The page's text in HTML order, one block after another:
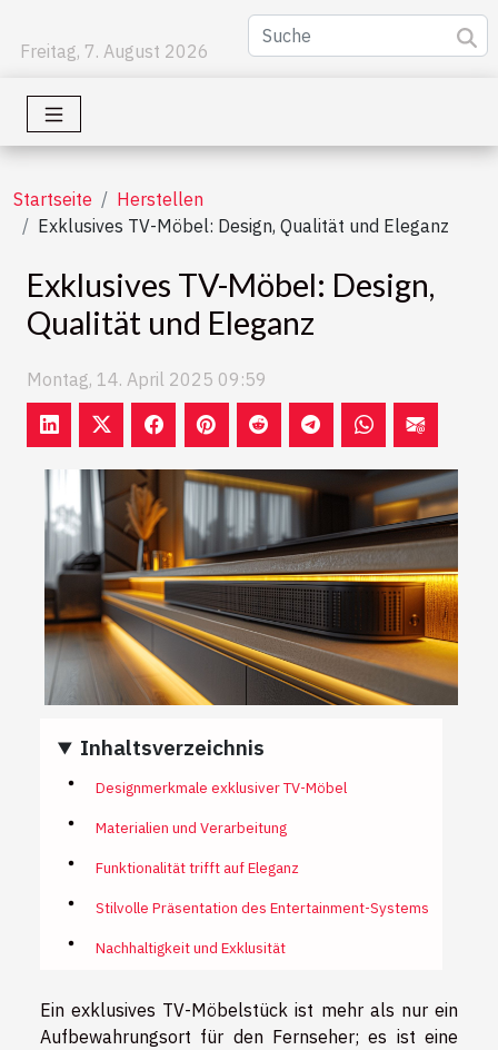
Freitag, 7. August 2026
Startseite
Herstellen
Exklusives TV-Möbel: Design, Qualität und Eleganz
Exklusives TV-Möbel: Design,
Qualität und Eleganz
Montag, 14. April 2025 09:59
Inhaltsverzeichnis
Designmerkmale exklusiver TV-Möbel
Materialien und Verarbeitung
Funktionalität trifft auf Eleganz
Stilvolle Präsentation des Entertainment-Systems
Nachhaltigkeit und Exklusität
Ein exklusives TV-Möbelstück ist mehr als nur ein
Aufbewahrungsort für den Fernseher; es ist eine